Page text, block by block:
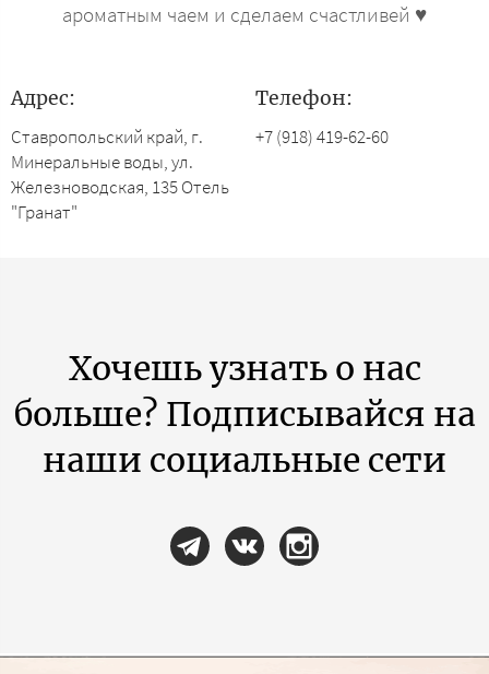
ароматным чаем и сделаем счастливей ♥
Адрес:
Ставропольский край, г.
Минеральные воды, ул.
Железноводская, 135 Отель
"Гранат"
Телефон:
+7 (918) 419-62-60
Хочешь узнать о нас
больше? Подписывайся на
наши социальные сети